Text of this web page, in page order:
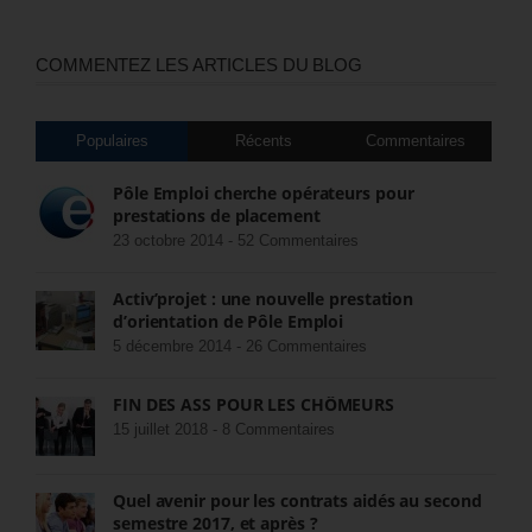
COMMENTEZ LES ARTICLES DU BLOG
Populaires Récents Commentaires
Pôle Emploi cherche opérateurs pour
prestations de placement
23 octobre 2014 - 52 Commentaires
Activ’projet : une nouvelle prestation
d’orientation de Pôle Emploi
5 décembre 2014 - 26 Commentaires
FIN DES ASS POUR LES CHÔMEURS
15 juillet 2018 - 8 Commentaires
Quel avenir pour les contrats aidés au second
semestre 2017, et après ?